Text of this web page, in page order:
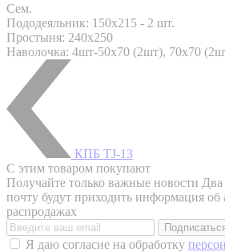
Сем.
Пододеяльник: 150x215 - 2 шт.
Простыня: 240x250
Наволочка: 4шт-50х70 (2шт), 70х70
КПБ TJ-13
С этим товаром покупают
Получайте только важные новости
почту будут приходить информация об
распродажах
Я даю согласие на обработку